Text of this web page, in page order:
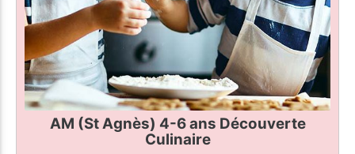
AM (St Agnès) 4-6 ans Découverte
Culinaire